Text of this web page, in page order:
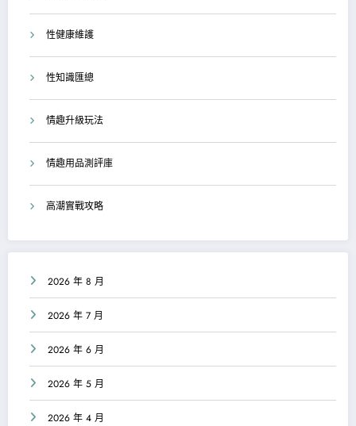
性健康維護
性知識匯總
情趣升級玩法
情趣用品測評庫
高潮實戰攻略
2026 年 8 月
2026 年 7 月
2026 年 6 月
2026 年 5 月
2026 年 4 月